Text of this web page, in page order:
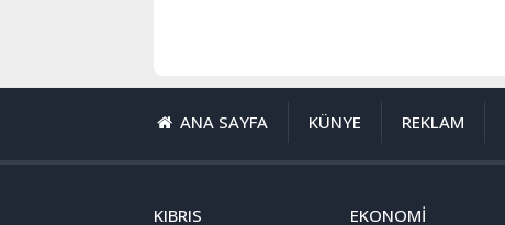
ANA SAYFA KÜNYE REKLAM
KIBRIS
EKONOMİ